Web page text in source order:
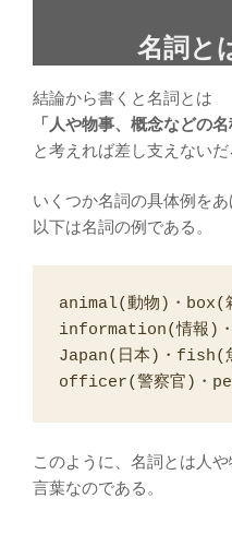
名詞と
結論から書くと名詞とは
「人や物事、概念などの名
と考えれば差し支えないだ
いくつか名詞の具体例をあ
以下は名詞の例である。
animal(動物)・box(
information(情報)・
Japan(日本)・fish(
officer(警察官)・
このように、名詞とは人
言葉なのである。